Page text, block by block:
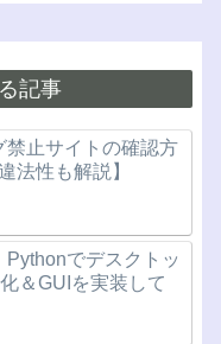
記事
禁止サイトの確認方
法性も解説】
Pythonでデスクトッ
＆GUIを実装して